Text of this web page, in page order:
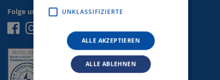
Folge uns auf Social Media
Facebook
UNKLASSIFIZIERTE
ALLE AKZEPTIEREN
ALLE ABLEHNEN